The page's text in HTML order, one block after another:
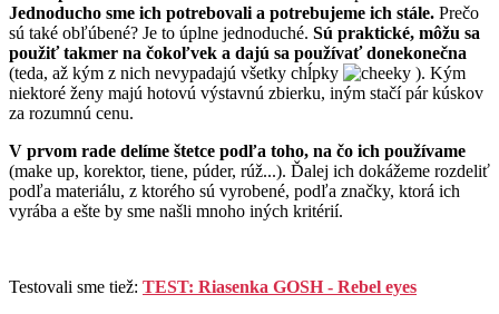
Jednoducho sme ich potrebovali a potrebujeme ich stále. Prečo
sú také obľúbené? Je to úplne jednoduché. Sú praktické, môžu sa
použiť takmer na čokoľvek a dajú sa používať donekonečna
(teda, až kým z nich nevypadajú všetky chĺpky
). Kým
niektoré ženy majú hotovú výstavnú zbierku, iným stačí pár kúskov
za rozumnú cenu.
V prvom rade delíme štetce podľa toho, na čo ich používame
(make up, korektor, tiene, púder, rúž...). Ďalej ich dokážeme rozdeliť
podľa materiálu, z ktorého sú vyrobené, podľa značky, ktorá ich
vyrába a ešte by sme našli mnoho iných kritérií.
Testovali sme tiež: TEST: Riasenka GOSH - Rebel eyes